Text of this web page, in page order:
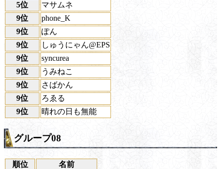
5位
マサムネ
9位
phone_K
9位
ぽん
9位
しゅうにゃん@EPS
9位
syncurea
9位
うみねこ
9位
さばかん
9位
ろゑる
9位
晴れの日も無能
グループ08
順位
名前